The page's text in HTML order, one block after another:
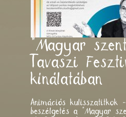
"Magyar
Tavaszi
kínálatában
Animációs kulisszatitkok
beszélgetés a "Magyar